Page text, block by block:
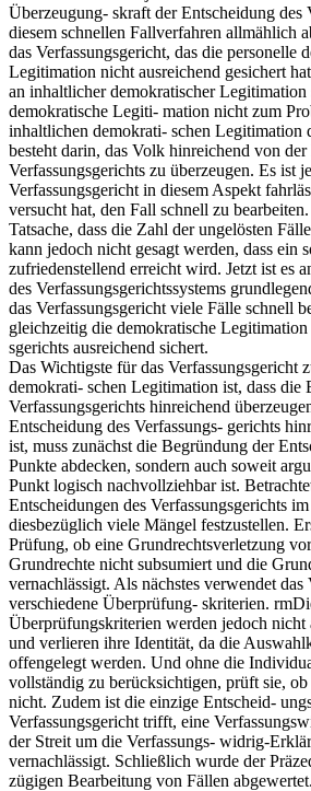
Überzeugung- skraft der Entscheidung des
diesem schnellen Fallverfahren allmählich
das Verfassungsgericht, das die personelle
Legitimation nicht ausreichend gesichert
an inhaltlicher demokratischer Legitimation
demokratische Legiti- mation nicht zum
inhaltlichen demokrati- schen Legitimation
besteht darin, das Volk hinreichend von
Verfassungsgerichts zu überzeugen. Es ist
Verfassungsgericht in diesem Aspekt
versucht hat, den Fall schnell zu
Tatsache, dass die Zahl der ungelösten
kann jedoch nicht gesagt werden, dass ein
zufriedenstellend erreicht wird. Jetzt ist es
des Verfassungsgerichtssystems
das Verfassungsgericht viele Fälle schnell
gleichzeitig die demokratische Legitimation
sgerichts ausreichend sichert.
Das Wichtigste für das Verfassungsgericht
demokrati- schen Legitimation ist, dass die
Verfassungsgerichts hinreichend
Entscheidung des Verfassungs- gerichts
ist, muss zunächst die Begründung der
Punkte abdecken, sondern auch soweit
Punkt logisch nachvollziehbar ist.
Entscheidungen des Verfassungsgerichts
diesbezüglich viele Mängel festzustellen.
Prüfung, ob eine Grundrechtsverletzung
Grundrechte nicht subsumiert und die
vernachlässigt. Als nächstes verwendet das
verschiedene Überprüfung- skriterien.
Überprüfungskriterien werden jedoch nicht
und verlieren ihre Identität, da die
offengelegt werden. Und ohne die
vollständig zu berücksichtigen, prüft sie,
nicht. Zudem ist die einzige Entscheid-
Verfassungsgericht trifft, eine
der Streit um die Verfassungs- widrig-
vernachlässigt. Schließlich wurde der
zügigen Bearbeitung von Fällen abgewertet.